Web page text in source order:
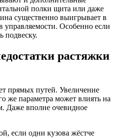
полки щита или даже
существенно выигрывает в
управляемости. Особенно если
подвеску.
растяжки
прямых путей. Увеличение
же параметра может влиять на
Даже вполне очевидное
если одни кузова жёстче